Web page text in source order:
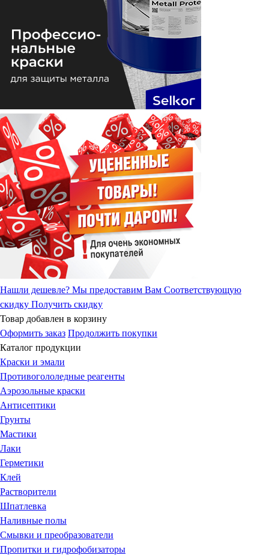
Нашли дешевле? Мы предоставим Вам Соответствующую
скидку Получить скидку
Товар добавлен в корзину
Оформить заказ Продолжить покупки
Каталог продукции
Краски и эмали
Противогололедные реагенты
Аэрозольные краски
Антисептики
Грунты
Мастики
Лаки
Герметики
Клей
Растворители
Шпатлевка
Наливные полы
Смывки и преобразователи
Пропитки и гидрофобизаторы